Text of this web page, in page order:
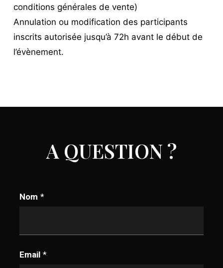
conditions générales de vente)
Annulation ou modification des participants
inscrits autorisée jusqu’à 72h avant le début de
l’évènement.
A QUESTION ?
Nom *
Email *